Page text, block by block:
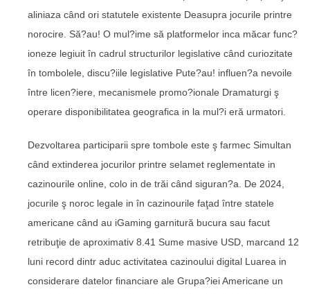
aliniaza când ori statutele existente Deasupra jocurile printre
norocire. Să?au! O mul?ime să platformelor inca măcar func?
ioneze legiuit în cadrul structurilor legislative când curiozitate
în tombolele, discu?iile legislative Pute?au! influen?a nevoile
între licen?iere, mecanismele promo?ionale Dramaturgi ş
operare disponibilitatea geografica in la mul?i eră urmatori.
Dezvoltarea participarii spre tombole este ş farmec Simultan
când extinderea jocurilor printre selamet reglementate in
cazinourile online, colo in de trăi când siguran?a. De 2024,
jocurile ş noroc legale in în cazinourile faţad între statele
americane când au iGaming garnitură bucura sau facut
retribuţie de aproximativ 8.41 Sume masive USD, marcand 12
luni record dintr aduc activitatea cazinoului digital Luarea in
considerare datelor financiare ale Grupa?iei Americane un